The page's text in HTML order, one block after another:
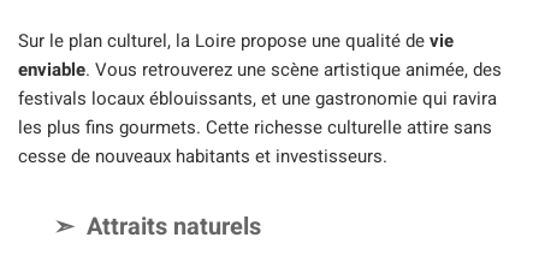
Sur le plan culturel, la Loire propose une qualité devie
enviable. Vous retrouverez une scène artistique animée, des
festivals locaux éblouissants, et une gastronomie qui ravira
les plus fins gourmets. Cette richesse culturelle attire sans
cesse de nouveaux habitants et investisseurs.
Attraits naturels